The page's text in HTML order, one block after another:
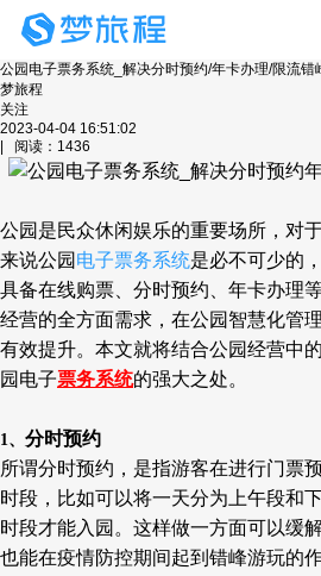
公园电子票务系统_解决分时预约/年卡办理/限流错
梦旅程
关注
2023-04-04 16:51:02
| 阅读：1436
公园是民众休闲娱乐的重要场所，对
来说公园 电子票务系统是必不可少的
具备在线购票、分时预约、年卡办理
经营的全方面需求，在公园智慧化管
有效提升。本文就将结合公园经营中
园电子票务系统的强大之处。
1、 分时预约
所谓分时预约，是指游客在进行门票
时段，比如可以将一天分为上午段和
时段才能入园。这样做一方面可以缓
也能在疫情防控期间起到错峰游玩的